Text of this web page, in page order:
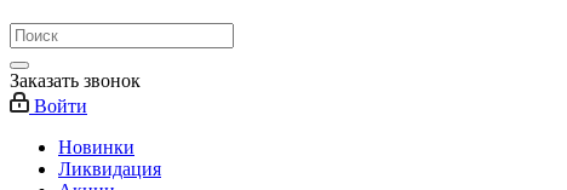
Заказать звонок
Войти
Новинки
Ликвидация